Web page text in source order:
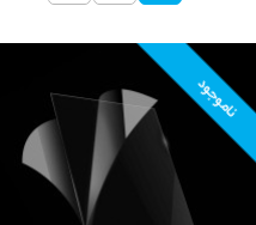
ناموجود